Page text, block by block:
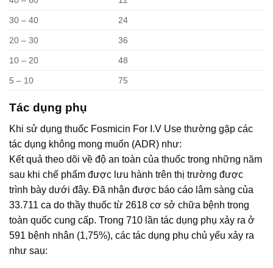
30 – 40 24
20 – 30 36
10 – 20 48
5 – 10 75
Tác dụng phụ
Khi sử dụng thuốc Fosmicin For I.V Use thường gặp các
tác dụng không mong muốn (ADR) như:
Kết quả theo dõi về độ an toàn của thuốc trong những năm
sau khi chế phẩm được lưu hành trên thị trường được
trình bày dưới đây. Đã nhận được báo cáo lâm sàng của
33.711 ca do thầy thuốc từ 2618 cơ sở chữa bệnh trong
toàn quốc cung cấp. Trong 710 lần tác dụng phụ xảy ra ở
591 bệnh nhân (1,75%), các tác dụng phụ chủ yếu xảy ra
như sau: